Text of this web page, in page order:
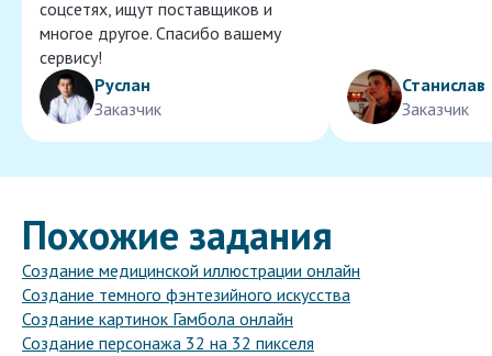
соцсетях, ищут поставщиков и
многое другое. Спасибо вашему
сервису!
Руслан
Заказчик
Станислав
Заказчик
Похожие задания
Создание медицинской иллюстрации онлайн
Создание темного фэнтезийного искусства
Создание картинок Гамбола онлайн
Создание персонажа 32 на 32 пикселя